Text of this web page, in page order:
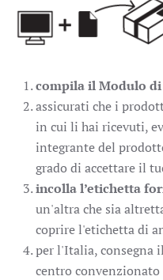
compila ilModulo di
assicurati che i
in cui li hai ricevuti,
integrante del
grado di accettare il
incolla l’etichetta
un'altra che sia
coprire l'etichetta di
per l'Italia, consegna
centro convenzionato